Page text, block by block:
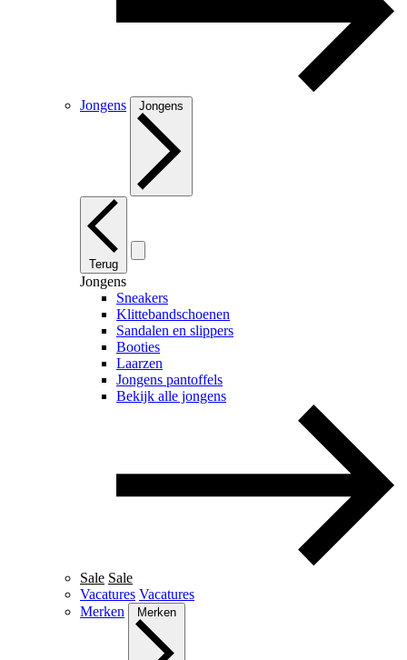
Jongens Jongens
Terug
Jongens
Sneakers
Klittebandschoenen
Sandalen en slippers
Booties
Laarzen
Jongens pantoffels
Bekijk alle jongens
Sale Sale
Vacatures Vacatures
Merken
Merken